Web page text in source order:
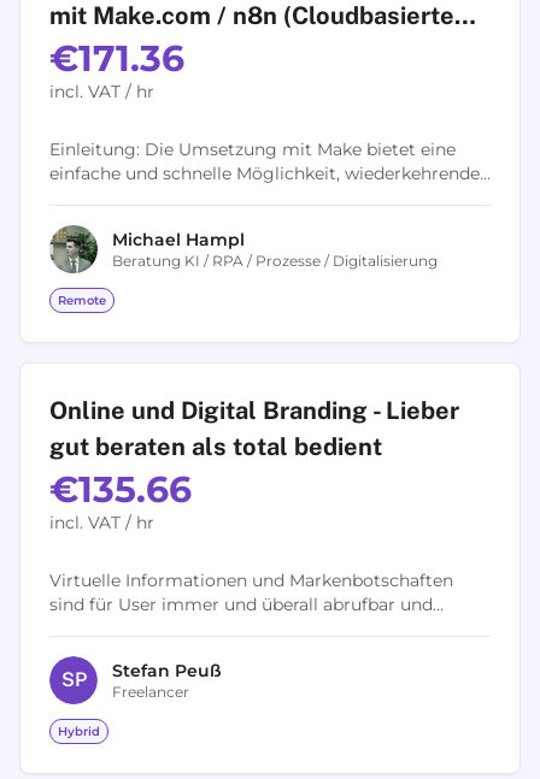
mit Make.com / n8n (Cloudbasierte
No-Code-Automatisierung)
€171.36
incl. VAT / hr
Einleitung: Die Umsetzung mit Make bietet eine
einfache und schnelle Möglichkeit, wiederkehrende
No-Code-Plattform, mit der sich...
Michael Hampl
Beratung KI / RPA / Prozesse / Digitalisierung
Remote
Online und Digital Branding - Lieber
gut beraten als total bedient
€135.66
incl. VAT / hr
Virtuelle Informationen und Markenbotschaften
sind für User immer und überall abrufbar und
Unternehmen, Marken und Kunden. Es...
SP Stefan Peuß
Freelancer
Hybrid